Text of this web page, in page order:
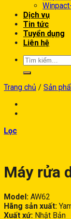
Dịch vụ
Tin tức
Tuyển dụng
Liên hệ
Trang chủ / Sản
Lọc
Máy rửa
Model: AW62
Hãng sản xuất:
Xuất xứ: Nhật Bản